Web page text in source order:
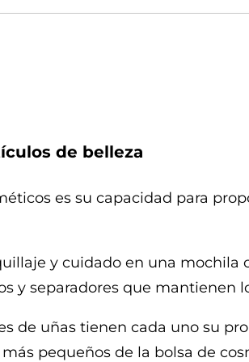
de belleza
es su capacidad para
y cuidado en una mochila
separadores que mantienen
de uñas tienen cada uno su
pequeños de la bolsa de